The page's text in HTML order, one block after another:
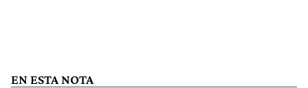
EN ESTA NOTA